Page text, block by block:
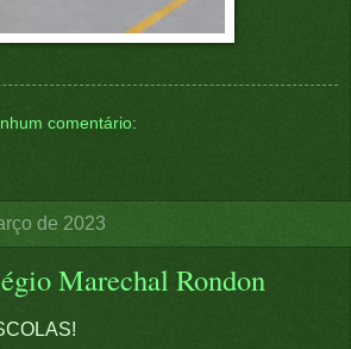
comentário:
de 2023
Marechal Rondon